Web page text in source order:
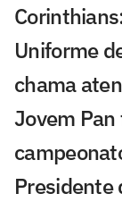
Uniforme
chama
Jovem
Presidente